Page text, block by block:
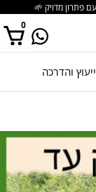
פתרון מדויק 🌱
0
בסל הקניות.
ייעוץ והדרכה